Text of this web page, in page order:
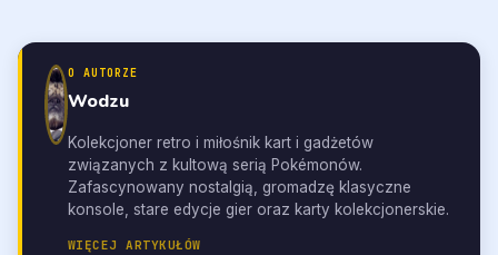
O AUTORZE
Wodzu
Kolekcjoner retro i miłośnik kart i gadżetów
związanych z kultową serią Pokémonów.
Zafascynowany nostalgią, gromadzę klasyczne
konsole, stare edycje gier oraz karty kolekcjonerskie.
WIĘCEJ ARTYKUŁÓW